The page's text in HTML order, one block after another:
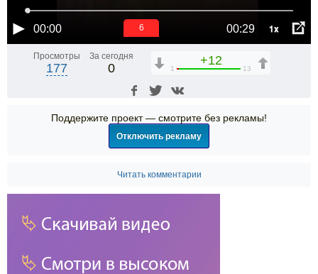
00:00 00:29 1x
6
Просмотры
177
За сегодня
0
+12
1 13
Поддержите проект — смотрите без рекламы!
Отключить рекламу
Читать комментарии